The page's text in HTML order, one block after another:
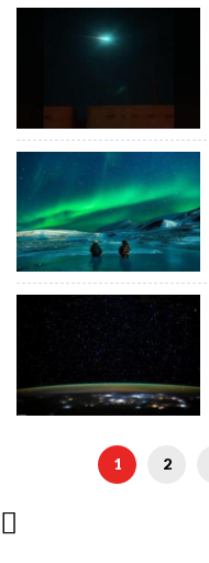
1 2
